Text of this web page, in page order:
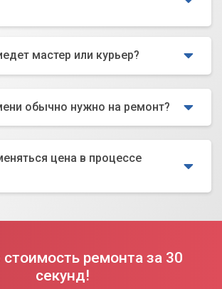
мастер или курьер?
обычно нужно на ремонт?
цена в процессе
стоимость ремонта за 30
секунд!